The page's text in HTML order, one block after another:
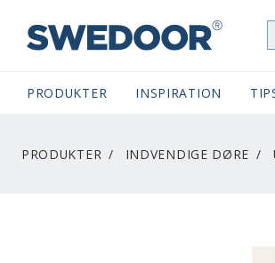
SWEDOOR NAVIGATION
PRODUKTER INSPIRATION
PRODUKTER INDVENDIGE DØRE